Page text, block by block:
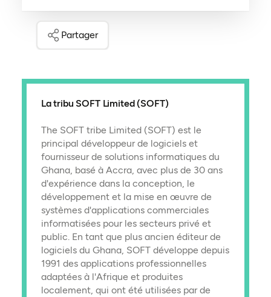
Partager
La tribu SOFT Limited (SOFT)
The SOFT tribe Limited (SOFT) est le
principal développeur de logiciels et
fournisseur de solutions informatiques du
Ghana, basé à Accra, avec plus de 30 ans
d'expérience dans la conception, le
développement et la mise en œuvre de
systèmes d'applications commerciales
informatisées pour les secteurs privé et
public. En tant que plus ancien éditeur de
logiciels du Ghana, SOFT développe depuis
1991 des applications professionnelles
adaptées à l'Afrique et produites
localement, qui ont été utilisées par de